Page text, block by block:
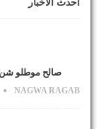
أحدث الأخبار
صالح موطلو
NAGWA RAGAB